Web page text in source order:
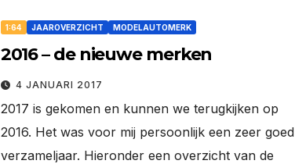
1:64 JAAROVERZICHT MODELAUTOMERK
2016 – de nieuwe merken
4 JANUARI 2017
2017 is gekomen en kunnen we terugkijken op
2016. Het was voor mij persoonlijk een zeer goed
verzameljaar. Hieronder een overzicht van de